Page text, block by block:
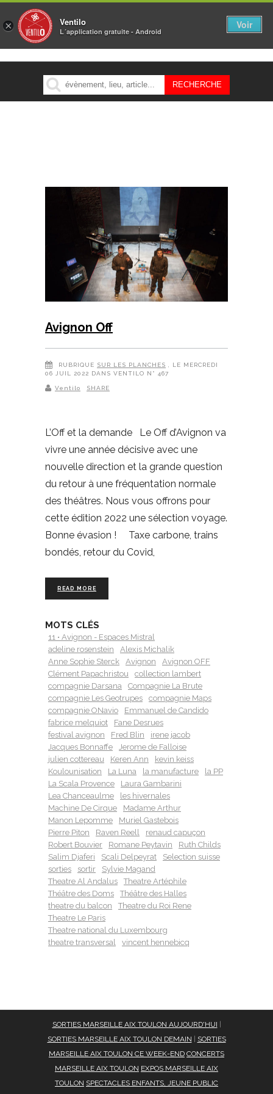
MENU
Avignon Off
RUBRIQUE SUR LES PLANCHES
, LE MERCREDI
06 JUIL 2022 DANS VENTILO N° 467
Ventilo SHARE
L’Off et la demande Le Off d’Avignon va
vivre une année décisive avec une
nouvelle direction et la grande question
du retour à une fréquentation normale
des théâtres. Nous vous offrons pour
cette édition 2022 une sélection voyage.
Bonne évasion ! Taxe carbone, trains
bondés, retour du Covid,
READ MORE
MOTS CLÉS
11 • Avignon - Espaces Mistral
adeline rosenstein
Alexis Michalik
Anne Sophie Sterck
Avignon
Avignon OFF
Clément Papachristou
collection lambert
compagnie Darsana
Compagnie La Brute
compagnie Les Geotrupes
compagnie Maps
compagnie ONavio
Emmanuel de Candido
fabrice melquiot
Fane Desrues
festival avignon
Fred Blin
irene jacob
Jacques Bonnaffe
Jerome de Falloise
julien cottereau
Keren Ann
kevin keiss
Koulounisation
La Luna la manufacture
la PP
La Scala Provence
Laura Gambarini
Lea Chanceaulme
les hivernales
Machine De Cirque
Madame Arthur
Manon Lepomme
Muriel Gastebois
Pierre Piton
Raven Reell
renaud capuçon
Robert Bouvier
Romane Peytavin
Ruth Childs
Salim Djaferi
Scali Delpeyrat
Selection suisse
sorties
sortir
Sylvie Magand
Theatre Al Andalus
Theatre Artéphile
Théâtre des Doms
Théâtre des Halles
theatre du balcon
Theatre du Roi Rene
Theatre Le Paris
Theatre national du Luxembourg
theatre transversal
vincent hennebicq
SORTIES MARSEILLE AIX TOULON AUJOURD'HUI
SORTIES MARSEILLE AIX TOULON DEMAIN
SORTIES
MARSEILLE AIX TOULON CE WEEK-END CONCERTS
MARSEILLE AIX TOULON EXPOS MARSEILLE AIX
TOULON SPECTACLES ENFANTS, JEUNE PUBLIC
× Ventilo
L´application gratuite - Android
Voir